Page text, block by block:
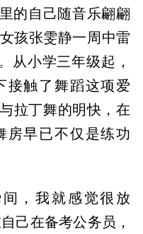
的自己随音乐翩翩
孩张雯静一周中雷
从小学三年级起，
接触了舞蹈这项爱
拉丁舞的明快，在
房早已不仅是练功
，我就感觉很放
己在备考公务员，